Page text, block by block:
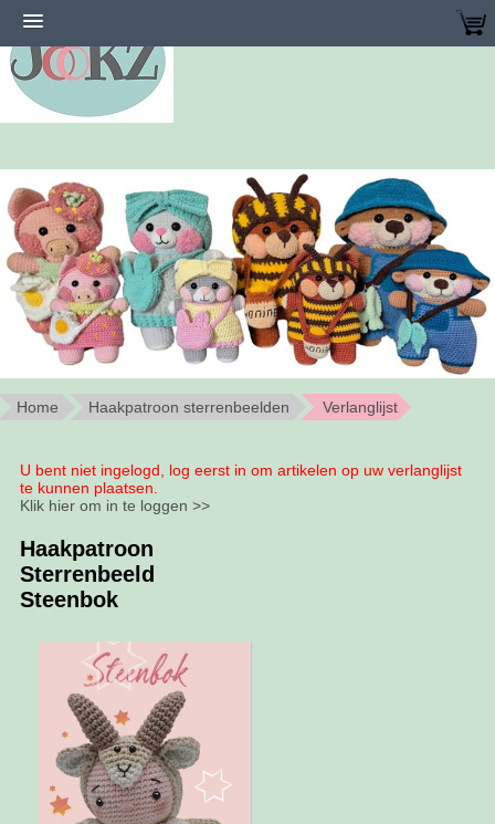
Home Haakpatroon sterrenbeelden Verlanglijst
U bent niet ingelogd, log eerst in om artikelen op uw verlanglijst
te kunnen plaatsen.
Klik hier om in te loggen >>
Haakpatroon
Sterrenbeeld
Steenbok